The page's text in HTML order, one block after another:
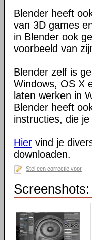
Blender heeft
van 3D games
in Blender ook
voorbeeld van
Blender zelf is
Windows, OS X
laten werken in
Blender heeft
instructies, die
Hier vind je
downloaden.
Stel een correctie voor
Screenshots: